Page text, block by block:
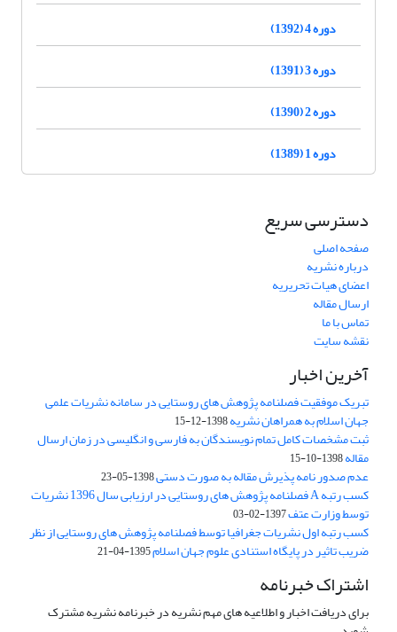
دوره 4 (1392)
دوره 3 (1391)
دوره 2 (1390)
دوره 1 (1389)
دسترسی سریع
صفحه اصلی
درباره نشریه
اعضای هیات تحریریه
ارسال مقاله
تماس با ما
نقشه سایت
آخرین اخبار
تبریک موفقیت فصلنامه پژوهش های روستایی در سامانه نشریات علمی
جهان اسلام به همراهان نشریه1398-12-15
ثبت مشخصات کامل تمام نویسندگان به فارسی و انگلیسی در زمان ارسال
مقاله1398-10-15
عدم صدور نامه پذیرش مقاله به صورت دستی1398-05-23
کسب رتبه A فصلنامه پژوهش های روستایی در ارزیابی سال 1396 نشریات
توسط وزارت عتف1397-02-03
کسب رتبه اول نشریات جغرافیا توسط فصلنامه پژوهش های روستایی از نظر
ضریب تاثیر در پایگاه استنادی علوم جهان اسلام1395-04-21
اشتراک خبرنامه
برای دریافت اخبار و اطلاعیه های مهم نشریه در خبرنامه نشریه مشترک